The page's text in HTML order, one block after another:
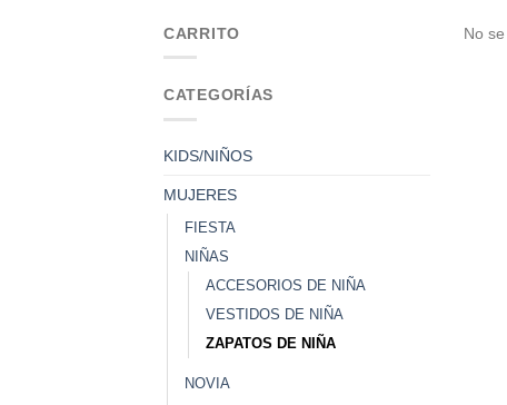
CARRITO
CATEGORÍAS
KIDS/NIÑOS
MUJERES
FIESTA
NIÑAS
ACCESORIOS DE NIÑA
VESTIDOS DE NIÑA
ZAPATOS DE NIÑA
NOVIA
No